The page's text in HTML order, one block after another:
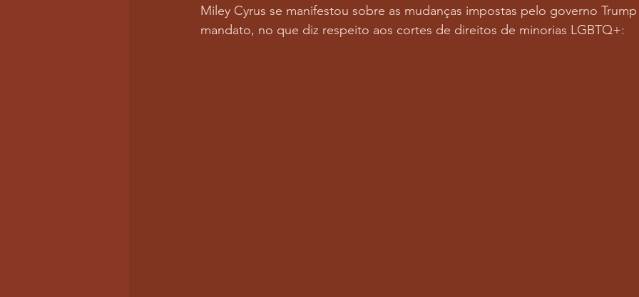
Miley Cyrus se manifestou sobre as mudanças impostas pelo governo
mandato, no que diz respeito aos cortes de direitos de minorias LGBTQ+: